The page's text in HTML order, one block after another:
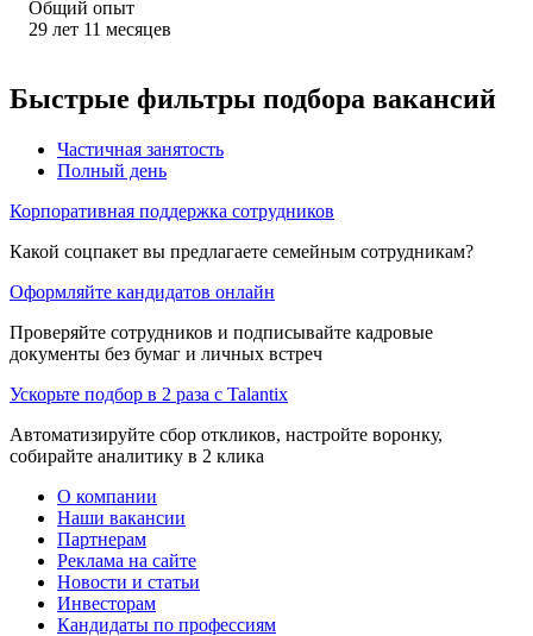
Общий опыт
29 лет 11 месяцев
Быстрые фильтры подбора вакансий
Частичная занятость
Полный день
Корпоративная поддержка сотрудников
Какой соцпакет вы предлагаете семейным сотрудникам?
Оформляйте кандидатов онлайн
Проверяйте сотрудников и подписывайте кадровые
документы без бумаг и личных встреч
Ускорьте подбор в 2 раза с Talantix
Автоматизируйте сбор откликов, настройте воронку,
собирайте аналитику в 2 клика
О компании
Наши вакансии
Партнерам
Реклама на сайте
Новости и статьи
Инвесторам
Кандидаты по профессиям